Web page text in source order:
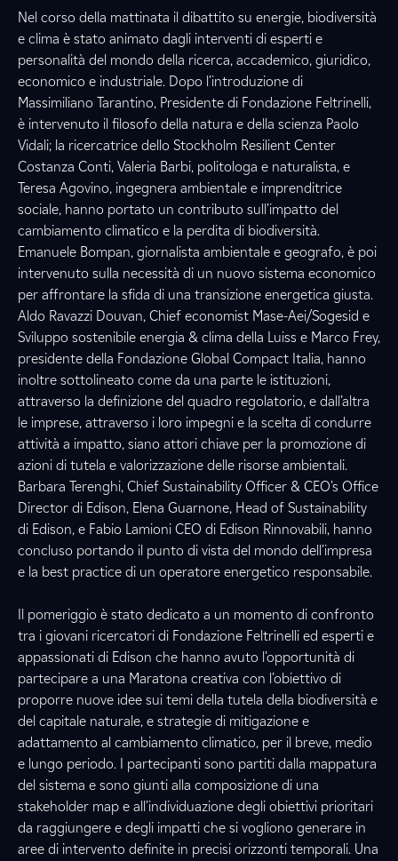
Nel corso della mattinata il dibattito su energie, biodiversità
e clima è stato animato dagli interventi di esperti e
personalità del mondo della ricerca, accademico, giuridico,
economico e industriale. Dopo l’introduzione di
Massimiliano Tarantino, Presidente di Fondazione Feltrinelli,
è intervenuto il filosofo della natura e della scienza Paolo
Vidali; la ricercatrice dello Stockholm Resilient Center
Costanza Conti, Valeria Barbi, politologa e naturalista, e
Teresa Agovino, ingegnera ambientale e imprenditrice
sociale, hanno portato un contributo sull’impatto del
cambiamento climatico e la perdita di biodiversità.
Emanuele Bompan, giornalista ambientale e geografo, è poi
intervenuto sulla necessità di un nuovo sistema economico
per affrontare la sfida di una transizione energetica giusta.
Aldo Ravazzi Douvan, Chief economist Mase-Aei/Sogesid e
Sviluppo sostenibile energia & clima della Luiss e Marco Frey,
presidente della Fondazione Global Compact Italia, hanno
inoltre sottolineato come da una parte le istituzioni,
attraverso la definizione del quadro regolatorio, e dall’altra
le imprese, attraverso i loro impegni e la scelta di condurre
attività a impatto, siano attori chiave per la promozione di
azioni di tutela e valorizzazione delle risorse ambientali.
Barbara Terenghi, Chief Sustainability Officer & CEO’s Office
Director di Edison, Elena Guarnone, Head of Sustainability
di Edison, e Fabio Lamioni CEO di Edison Rinnovabili, hanno
concluso portando il punto di vista del mondo dell’impresa
e la best practice di un operatore energetico responsabile.
Il pomeriggio è stato dedicato a un momento di confronto
tra i giovani ricercatori di Fondazione Feltrinelli ed esperti e
appassionati di Edison che hanno avuto l’opportunità di
partecipare a una Maratona creativa con l’obiettivo di
proporre nuove idee sui temi della tutela della biodiversità e
del capitale naturale, e strategie di mitigazione e
adattamento al cambiamento climatico, per il breve, medio
e lungo periodo. I partecipanti sono partiti dalla mappatura
del sistema e sono giunti alla composizione di una
stakeholder map e all’individuazione degli obiettivi prioritari
da raggiungere e degli impatti che si vogliono generare in
aree di intervento definite in precisi orizzonti temporali. Una